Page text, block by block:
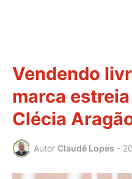
Vendendo
marca
Clécia
Autor Claudê Lopes -